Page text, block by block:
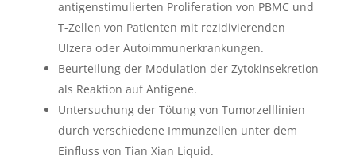
antigenstimulierten Proliferation von PBMC und
T-Zellen von Patienten mit rezidivierenden
Ulzera oder Autoimmunerkrankungen.
Beurteilung der Modulation der Zytokinsekretion
als Reaktion auf Antigene.
Untersuchung der Tötung von Tumorzelllinien
durch verschiedene Immunzellen unter dem
Einfluss von Tian Xian Liquid.